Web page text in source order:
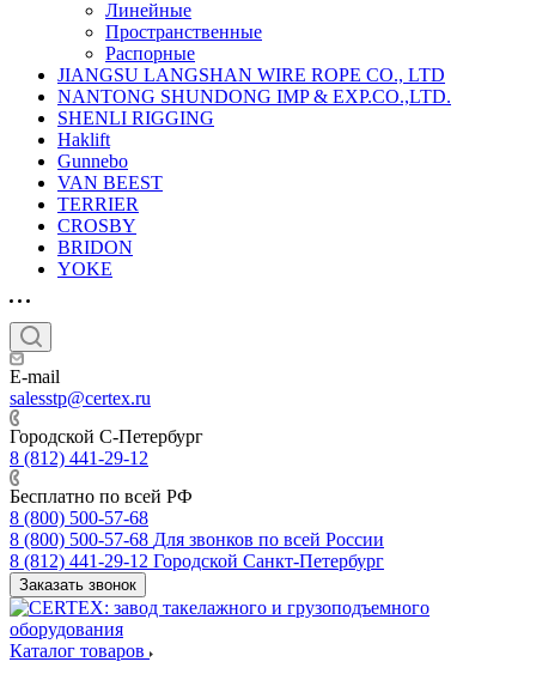
Линейные
Пространственные
Распорные
JIANGSU LANGSHAN WIRE ROPE CO., LTD
NANTONG SHUNDONG IMP & EXP.CO.,LTD.
SHENLI RIGGING
Haklift
Gunnebo
VAN BEEST
TERRIER
CROSBY
BRIDON
YOKE
E-mail
salesstp@certex.ru
Городской С-Петербург
8 (812) 441-29-12
Бесплатно по всей РФ
8 (800) 500-57-68
8 (800) 500-57-68 Для звонков по всей России
8 (812) 441-29-12 Городской Санкт-Петербург
Заказать звонок
Каталог товаров